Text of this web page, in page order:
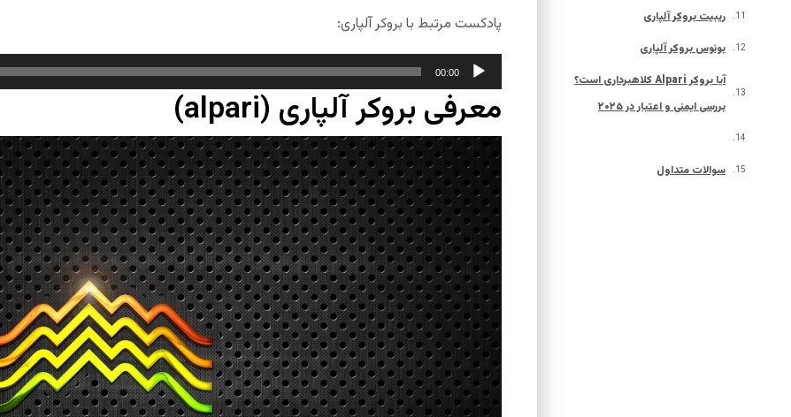
ریبیت بروکر آلپاری
بونوس بروکر آلپاری
آیا بروکر Alpari کلاهبرداری است؟
بررسی ایمنی و اعتبار در ۲۰۲۵
سوالات متداول
پادکست مرتبط با بروکر آلپاری:
پخش‌کننده
صوت
00:00
معرفی بروکر آلپاری (
alpari
)